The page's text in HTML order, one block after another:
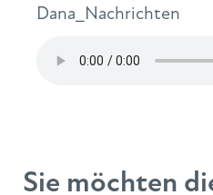
Dana_Nachrichten
Sie möchten